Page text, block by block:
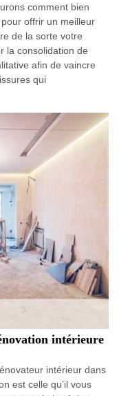
comment bien
offrir un meilleur
de la sorte votre
la consolidation de
afin de vaincre
qui
intérieure
intérieur dans
est celle qu’il vous